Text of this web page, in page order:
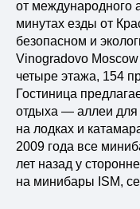
от международного
минутах езды от
безопасном и
Vinogradovo Moscow
четыре этажа, 154
Гостиница
отдыха — аллеи для
на лодках и
2009 года все
лет назад у
на минибары ISM,